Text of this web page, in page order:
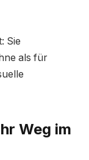
Sie
als für
Weg im